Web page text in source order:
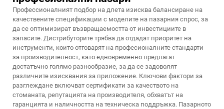
Профессионалният подбор на длета изисква балансиране на
качествените спецификации с моделите на пазарния спрос, за
да се оптимизират възвращаемостта от инвестициите в
запасите. Дистрибуторите трябва да отдадат приоритет на
инструменти, които отговарят на професионалните стандарти
за производителност, като едновременно предлагат
достатъчно голямо разнообразие, за да се задоволят
различните изисквания за приложение. Ключови фактори за
разглеждане включват сертификати за качеството на
стоманата, репутацията на производителя, обхватът на
гаранцията и наличността на техническа поддръжка. Пазарното